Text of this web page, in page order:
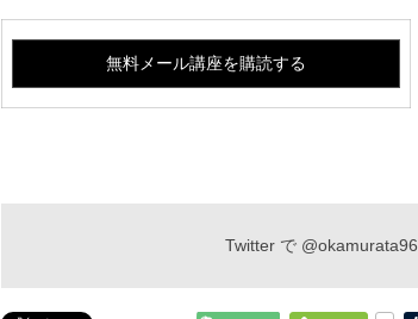
Twitter で @okamurata96